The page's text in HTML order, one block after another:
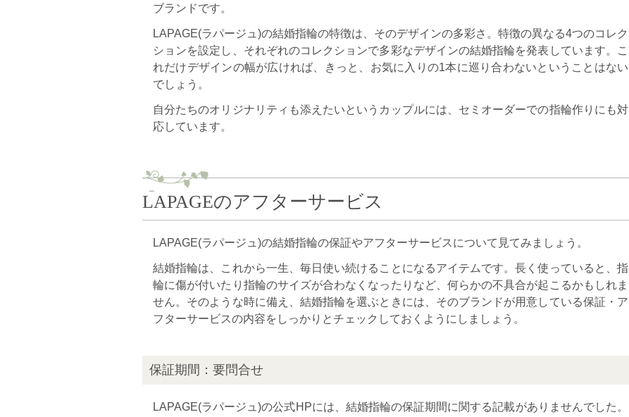
ブランドです。
LAPAGE(ラパージュ)の結婚指輪の特徴は、そのデザインの多彩さ。特徴の異なる4つのコレク
ションを設定し、それぞれのコレクションで多彩なデザインの結婚指輪を発表しています。こ
れだけデザインの幅が広ければ、きっと、お気に入りの1本に巡り合わないということはない
でしょう。
自分たちのオリジナリティも添えたいというカップルには、セミオーダーでの指輪作りにも対
応しています。
LAPAGEのアフターサービス
LAPAGE(ラパージュ)の結婚指輪の保証やアフターサービスについて見てみましょう。
結婚指輪は、これから一生、毎日使い続けることになるアイテムです。長く使っていると、指
輪に傷が付いたり指輪のサイズが合わなくなったりなど、何らかの不具合が起こるかもしれま
せん。そのような時に備え、結婚指輪を選ぶときには、そのブランドが用意している保証・ア
フターサービスの内容をしっかりとチェックしておくようにしましょう。
保証期間：要問合せ
LAPAGE(ラパージュ)の公式HPには、結婚指輪の保証期間に関する記載がありませんでした。